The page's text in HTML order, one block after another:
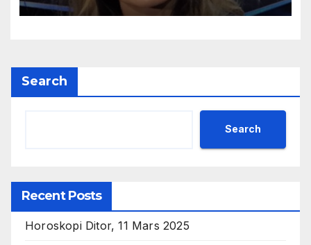
Search
Search
Recent Posts
Horoskopi Ditor, 11 Mars 2025